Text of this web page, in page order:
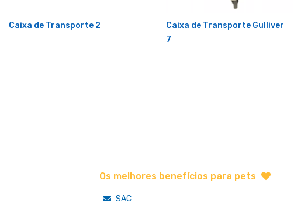
Caixa de Transporte 2
Caixa de Transporte Gulliver
7
Os melhores benefícios para pets